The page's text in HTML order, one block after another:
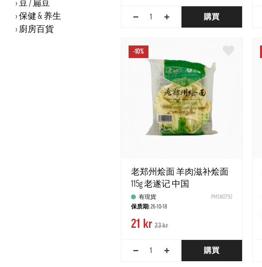
豆 / 扁豆
保健 & 养生
廚房百貨
− + 購買
-10%
老郑州烩面 羊肉滋补烩面
115g 老遂记 中国
有現貨
PMSN0792
保质期:26-10-18
21 kr 23 kr
− + 購買